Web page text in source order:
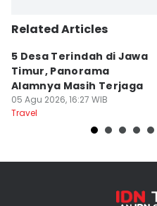
Related Articles
5 Desa Terindah di Jawa
Timur, Panorama
Alamnya Masih Terjaga
05 Agu 2026, 16:27 WIB
Travel